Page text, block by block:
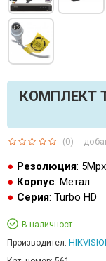
КОМПЛЕКТ
Резолюция: 5Mpx
Корпус: Метал
Серия: Turbo HD
В наличност
Производител:
(0) -